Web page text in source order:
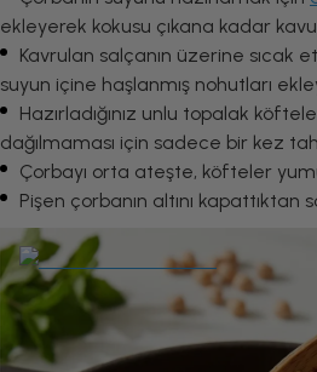
ekleyerek kokusu çıkana kadar
Kavrulan salçanın üzerine sıcak
suyun içine haşlanmış nohutları
Hazırladığınız unlu topalak
dağılmaması için sadece bir kez
Çorbayı orta ateşte, köfteler
Pişen çorbanın altını